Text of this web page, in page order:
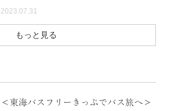
2023.07.31
もっと見る
＜東海バスフリーきっぷでバス旅へ＞